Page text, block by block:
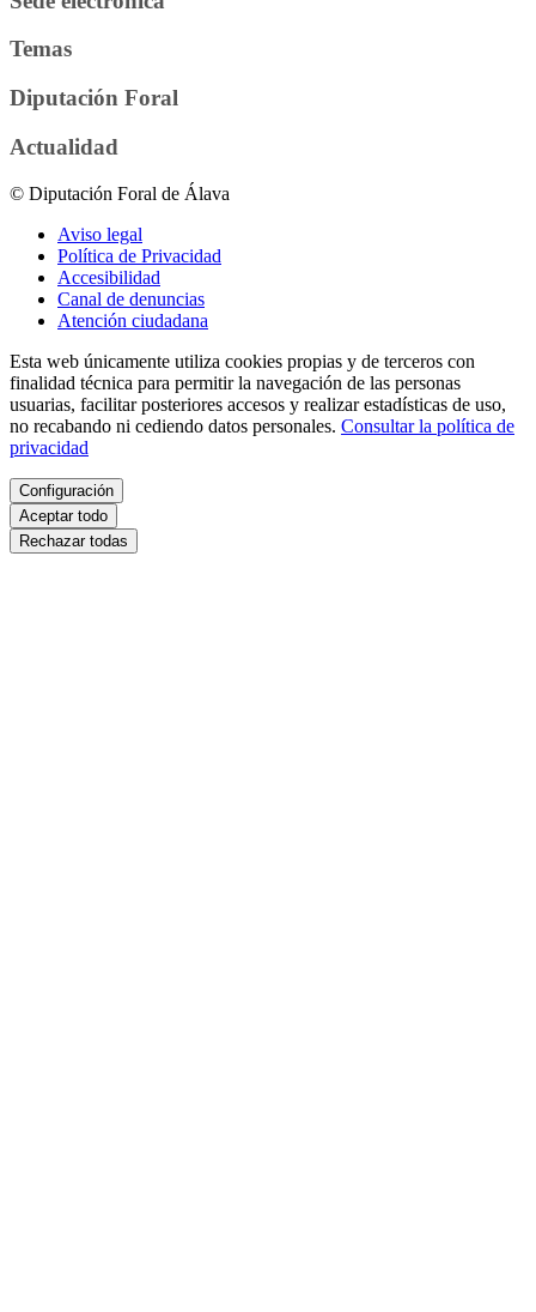
Temas
Diputación Foral
Actualidad
© Diputación Foral de Álava
Aviso legal
Política de Privacidad
Accesibilidad
Canal de denuncias
Atención ciudadana
Esta web únicamente utiliza cookies propias y de terceros con
finalidad técnica para permitir la navegación de las personas
usuarias, facilitar posteriores accesos y realizar estadísticas de uso,
no recabando ni cediendo datos personales. Consultar la política de
privacidad
Configuración
Aceptar todo
Rechazar todas